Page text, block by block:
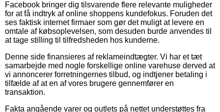
Facebook bringer dig tilsvarende flere relevante muligheder
for at få indtryk af online shoppens kundefokus. Foruden det
ses faktisk internet firmaer som gør det muligt at levere en
omtale af købsoplevelsen, som desuden burde anvendes til
at tage stilling til tilfredsheden hos kunderne.
Denne side finansieres af reklameindtægter. Vi har et tæt
samarbejde med nogle forskellige online varehuse derved at
vi annoncerer forretningernes tilbud, og indtjener betaling i
tilfælde af at en af vores brugere gennemfører en
transaktion.
Fakta angående varer og outlets på nettet understøttes fra